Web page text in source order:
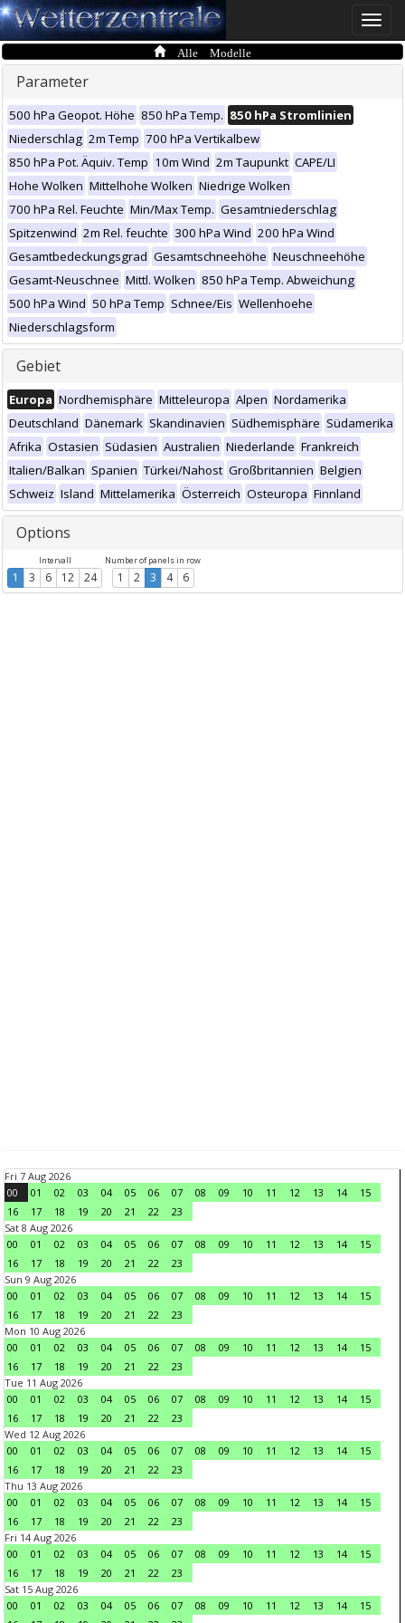
Toggle
Alle Modelle
Parameter
500 hPa Geopot. Höhe 850 hPa Temp. 850 hPa Stromlinien
Niederschlag 2m Temp 700 hPa Vertikalbew
850 hPa Pot. Äquiv. Temp 10m Wind 2m Taupunkt CAPE/LI
Hohe Wolken Mittelhohe Wolken Niedrige Wolken
700 hPa Rel. Feuchte Min/Max Temp. Gesamtniederschlag
Spitzenwind 2m Rel. feuchte 300 hPa Wind 200 hPa Wind
Gesamtbedeckungsgrad Gesamtschneehöhe Neuschneehöhe
Gesamt-Neuschnee Mittl. Wolken 850 hPa Temp. Abweichung
500 hPa Wind 50 hPa Temp Schnee/Eis Wellenhoehe
Niederschlagsform
Gebiet
Europa Nordhemisphäre Mitteleuropa Alpen Nordamerika
Deutschland Dänemark Skandinavien Südhemisphäre Südamerika
Afrika Ostasien Südasien Australien Niederlande Frankreich
Italien/Balkan Spanien Türkei/Nahost Großbritannien Belgien
Schweiz Island Mittelamerika Österreich Osteuropa Finnland
Options
Intervall
1 3 6 12 24
Number of panels in row
1 2 3 4 6
Fri 7 Aug 2026
00
01 02 03 04 05 06 07 08 09 10 11 12 13 14
15
16
17 18 19 20 21 22
23
Sat 8 Aug 2026
00
01 02 03 04 05 06 07 08 09 10 11 12 13 14
15
16
17 18 19 20 21 22
23
Sun 9 Aug 2026
00
01 02 03 04 05 06 07 08 09 10 11 12 13 14
15
16
17 18 19 20 21 22
23
Mon 10 Aug 2026
00
01 02 03 04 05 06 07 08 09 10 11 12 13 14
15
16
17 18 19 20 21 22
23
Tue 11 Aug 2026
00
01 02 03 04 05 06 07 08 09 10 11 12 13 14
15
16
17 18 19 20 21 22
23
Wed 12 Aug 2026
00
01 02 03 04 05 06 07 08 09 10 11 12 13 14
15
16
17 18 19 20 21 22
23
Thu 13 Aug 2026
00
01 02 03 04 05 06 07 08 09 10 11 12 13 14
15
16
17 18 19 20 21 22
23
Fri 14 Aug 2026
00
01 02 03 04 05 06 07 08 09 10 11 12 13 14
15
16
17 18 19 20 21 22
23
Sat 15 Aug 2026
00
01 02 03 04 05 06 07 08 09 10 11 12 13 14
15